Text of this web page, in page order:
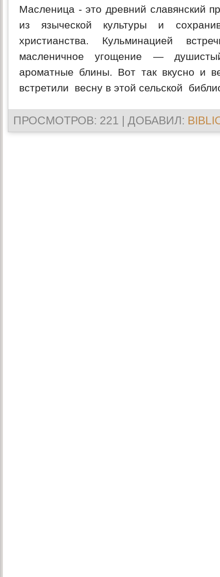
Масленица - это древний славянский
из языческой культуры и
христианства. Кульминацией
масленичное угощение —
ароматные блины. Вот так вкусно и
встретили весну в этой сельской
ПРОСМОТРОВ: 221 | ДОБАВИЛ: